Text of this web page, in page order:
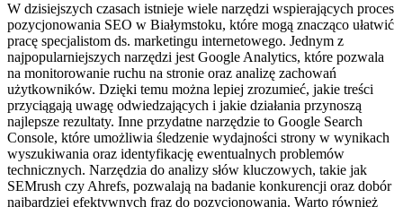
W dzisiejszych czasach istnieje wiele narzędzi wspierających proces
pozycjonowania SEO w Białymstoku, które mogą znacząco ułatwić
pracę specjalistom ds. marketingu internetowego. Jednym z
najpopularniejszych narzędzi jest Google Analytics, które pozwala
na monitorowanie ruchu na stronie oraz analizę zachowań
użytkowników. Dzięki temu można lepiej zrozumieć, jakie treści
przyciągają uwagę odwiedzających i jakie działania przynoszą
najlepsze rezultaty. Inne przydatne narzędzie to Google Search
Console, które umożliwia śledzenie wydajności strony w wynikach
wyszukiwania oraz identyfikację ewentualnych problemów
technicznych. Narzędzia do analizy słów kluczowych, takie jak
SEMrush czy Ahrefs, pozwalają na badanie konkurencji oraz dobór
najbardziej efektywnych fraz do pozycjonowania. Warto również